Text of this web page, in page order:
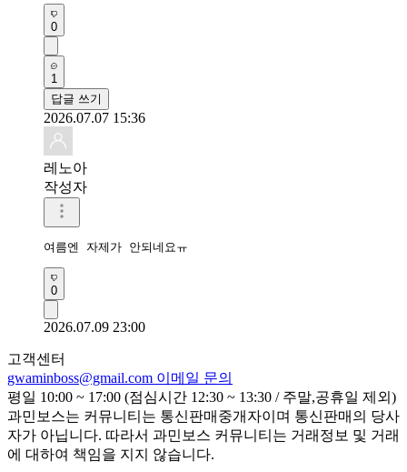
0
1
답글 쓰기
2026.07.07 15:36
레노아
작성자
여름엔 자제가 안되네요ㅠ
0
2026.07.09 23:00
고객센터
gwaminboss@gmail.com 이메일 문의
평일 10:00 ~ 17:00 (점심시간 12:30 ~ 13:30 / 주말,공휴일 제외)
과민보스는 커뮤니티는 통신판매중개자이며 통신판매의 당사
자가 아닙니다. 따라서 과민보스 커뮤니티는 거래정보 및 거래
에 대하여 책임을 지지 않습니다.